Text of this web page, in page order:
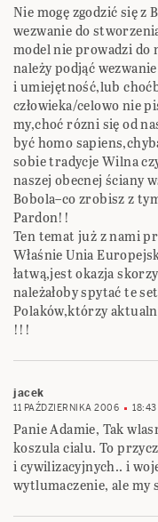
Nie mogę zgodzić się z
wezwanie do
model nie prowadzi do
należy podjąć
i umiejętność,lub
człowieka/celowo nie
my,choć rózni się od
być homo
sobie tradycje Wilna
naszej obecnej ściany
Bobola–co zrobisz z
Pardon!!
Ten temat już z nami
Właśnie Unia
łatwą,jest okazja
należałoby spytać te
Polaków,którzy
!!!
jacek
11 PAŹDZIERNIKA 2006 18:43
Panie Adamie, Tak
koszula cialu. To
i cywilizacyjnych.. i
wytlumaczenie, ale my